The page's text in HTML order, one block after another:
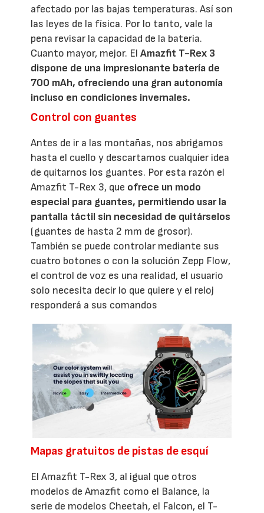
afectado por las bajas temperaturas. Así son
las leyes de la física. Por lo tanto, vale la
pena revisar la capacidad de la batería.
Cuanto mayor, mejor. ElAmazfit T-Rex 3
dispone de una impresionante batería de
700 mAh, ofreciendo una gran autonomía
incluso en condiciones invernales.
Control con guantes
Antes de ir a las montañas, nos abrigamos
hasta el cuello y descartamos cualquier idea
de quitarnos los guantes. Por esta razón el
Amazfit T-Rex 3, que ofrece un modo
especial para guantes, permitiendo usar la
pantalla táctil sin necesidad de quitárselos
(guantes de hasta 2 mm de grosor).
También se puede controlar mediante sus
cuatro botones o con la solución Zepp Flow,
el control de voz es una realidad, el usuario
solo necesita decir lo que quiere y el reloj
responderá a sus comandos
Mapas gratuitos de pistas de esquí
El Amazfit T-Rex 3, al igual que otros
modelos de Amazfit como el Balance, la
serie de modelos Cheetah, el Falcon, el T-